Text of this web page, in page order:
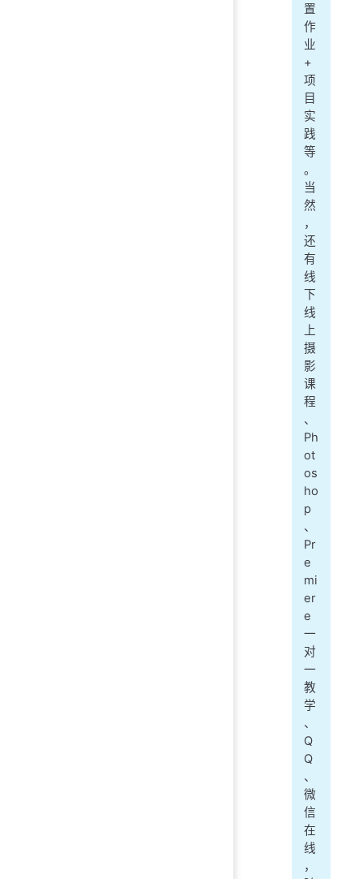
置
作
业
+
项
目
实
践
等
。
当
然
，
还
有
线
下
线
上
摄
影
课
程
、
Ph
ot
os
ho
p
、
Pr
e
mi
er
e
一
对
一
教
学
、
Q
Q
、
微
信
在
线
，